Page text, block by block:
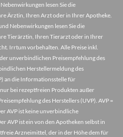
lesen Sie die
Ärztin, Ihren Arzt oder in Ihrer Apotheke.
Nebenwirkungen lesen Sie die
Tierärztin, Ihren Tierarzt oder in Ihrer
Irrtum vorbehalten. Alle Preise inkl.
unverbindlichen Preisempfehlung des
Herstellermeldung des
an die Informationsstelle für
bei rezeptfreien Produkten außer
des Herstellers (UVP). AVP =
AVP ist keine unverbindliche
AVP ist ein von den Apotheken selbst in
Arzneimittel, der in der Höhe dem für